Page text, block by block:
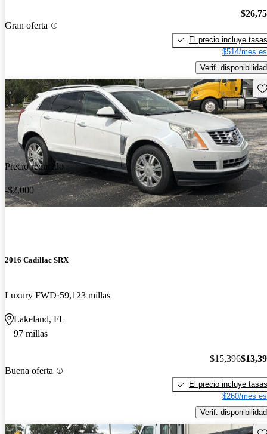
Gran oferta
El precio incluye tasas
$514/mes
Verif. disponibilidad
Precio reducido
-$2,000
2016 Cadillac SRX
Luxury FWD 59,123 millas
Lakeland, FL
97 millas
Buena oferta
$15,396
El precio incluye tasas
$260/mes
Verif. disponibilidad